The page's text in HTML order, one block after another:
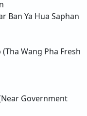
Ban Ya Hua Saphan
Wang Pha Fresh
Government